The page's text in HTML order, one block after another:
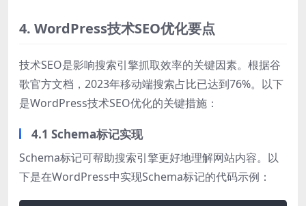
4. WordPress技术SEO优化要点
技术SEO是影响搜索引擎抓取效率的关键因素。根据谷
歌官方文档，2023年移动端搜索占比已达到76%。以下
是WordPress技术SEO优化的关键措施：
4.1 Schema标记实现
Schema标记可帮助搜索引擎更好地理解网站内容。以
下是在WordPress中实现Schema标记的代码示例：